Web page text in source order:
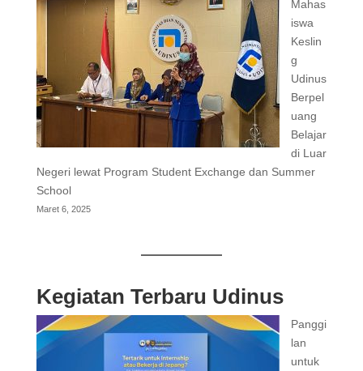
Mahas
iswa
Keslin
g
Udinus
Berpel
uang
Belajar
di Luar
Negeri lewat Program Student Exchange dan Summer
School
Maret 6, 2025
Kegiatan Terbaru Udinus
Panggi
lan
untuk